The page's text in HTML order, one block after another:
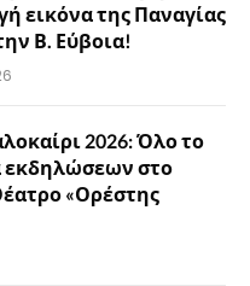
εικόνα της Παναγίας
Β. Εύβοια!
2026: Όλο το
στο
«Ορέστης